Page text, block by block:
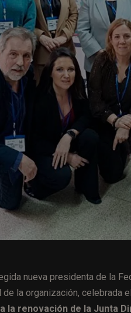
nueva presidenta de la
de la organización, celebrada
la renovación de la Junta